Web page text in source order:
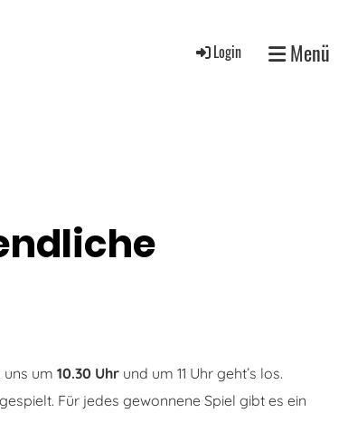
Login Menü
um 10.30 Uhr und um 11 Uhr geht’s los.
Für jedes gewonnene Spiel gibt es ein